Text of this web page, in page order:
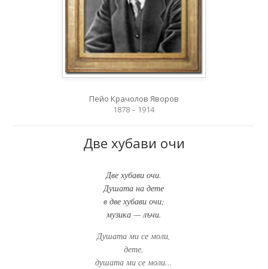
Пейо Крачолов Яворов
1878 – 1914
Две хубави очи
Две хубави очи.
Душата на дете
в две хубави очи;
музика — лъчи.
Душата ми се моли,
дете,
душата ми се моли...